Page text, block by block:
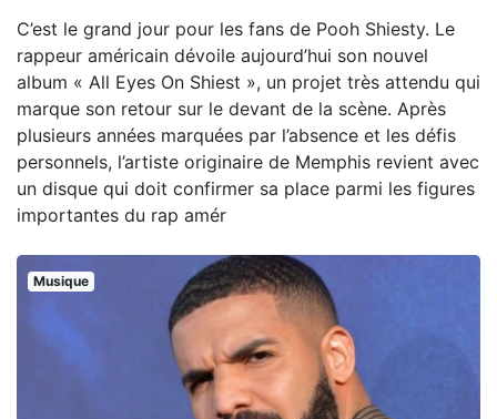
C’est le grand jour pour les fans de Pooh Shiesty. Le
rappeur américain dévoile aujourd’hui son nouvel
album « All Eyes On Shiest », un projet très attendu qui
marque son retour sur le devant de la scène. Après
plusieurs années marquées par l’absence et les défis
personnels, l’artiste originaire de Memphis revient avec
un disque qui doit confirmer sa place parmi les figures
importantes du rap amér
Musique